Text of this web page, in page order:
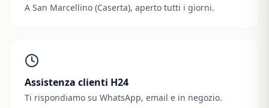
A San Marcellino (Caserta), aperto tutti i giorni.
Assistenza clienti H24
Ti rispondiamo su WhatsApp, email e in negozio.